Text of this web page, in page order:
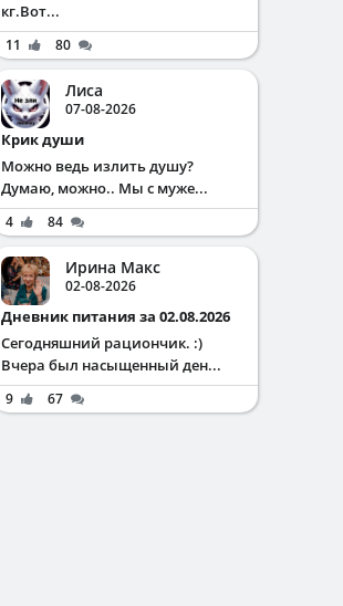
кг.Вот...
11 80
Лиса
07-08-2026
Крик души
Можно ведь излить душу?
Думаю, можно.. Мы с муже...
4 84
Ирина Макс
02-08-2026
Дневник питания за 02.08.2026
Сегодняшний рациончик. :)
Вчера был насыщенный ден...
9 67